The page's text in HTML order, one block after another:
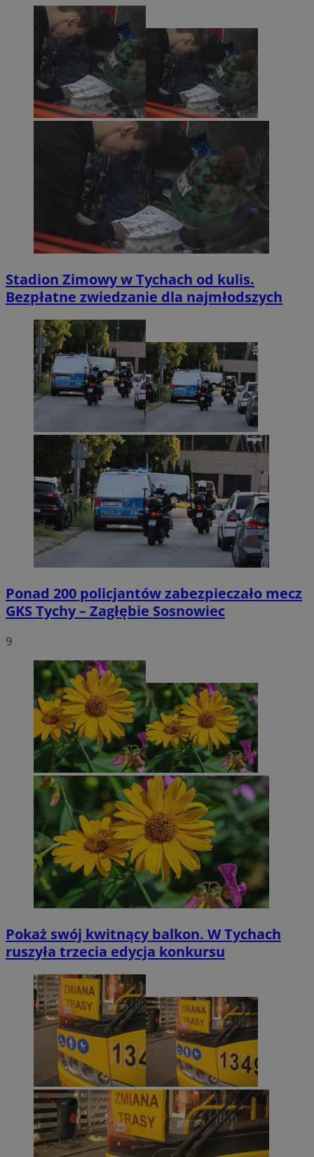
Stadion Zimowy w Tychach od kulis.
Bezpłatne zwiedzanie dla najmłodszych
Ponad 200 policjantów zabezpieczało mecz
GKS Tychy – Zagłębie Sosnowiec
9
Pokaż swój kwitnący balkon. W Tychach
ruszyła trzecia edycja konkursu